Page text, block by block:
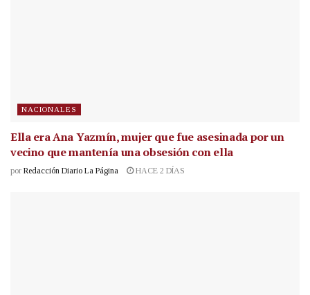
NACIONALES
Ella era Ana Yazmín, mujer que fue asesinada por un
vecino que mantenía una obsesión con ella
por Redacción Diario La Página HACE 2 DÍAS